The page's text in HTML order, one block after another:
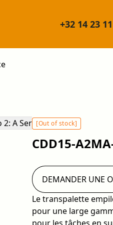
+32 14 23
[Out of stock]
CDD15-
Le transpalette
pour une large
DEMANDER UNE